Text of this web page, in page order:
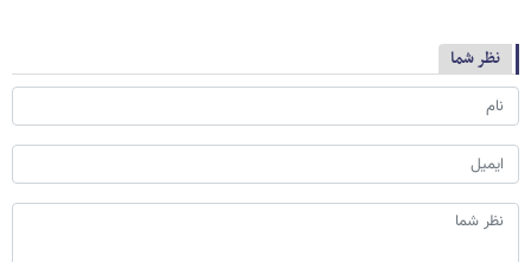
نظر شما